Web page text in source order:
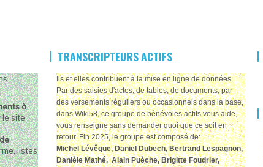
à
le site
listes
TRANSCRIPTEURS ACTIFS
Ils et elles contribuent à la mise en ligne de données.
Par des saisies d'actes, de tables, de documents, par
des versements réguliers ou occasionnels dans la base,
dans Wiki58, ce groupe de bénévoles actifs vous aide,
vous renseigne sans demander quoi que ce soit en
retour. Fin 2025, le groupe est composé de:
Michel Lévêque, Daniel Dubech, Bertrand Lespagnon,
Danièle Mathé, Alain Puèche, Brigitte Foudrier,